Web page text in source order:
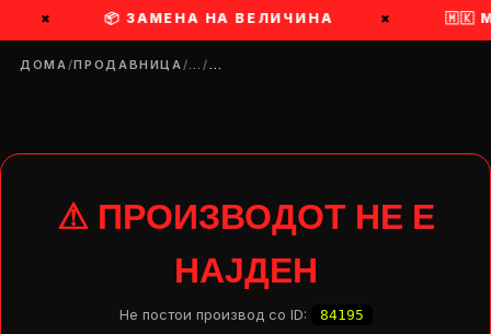
× 📦 ЗАМЕНА НА ВЕЛИЧИНА × 🇲🇰
ДОМА/ПРОДАВНИЦА/…/…
⚠ ПРОИЗВОДОТ НЕ Е
НАЈДЕН
Не постои производ со ID: 84195